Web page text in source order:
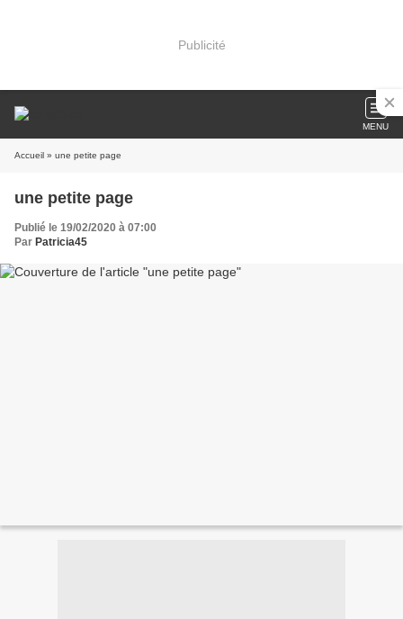
Publicité
MENU
Accueil » une petite page
une petite page
Publié le 19/02/2020 à 07:00
Par Patricia45